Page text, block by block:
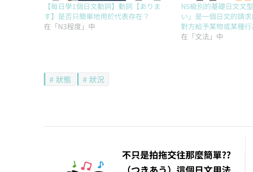
【每日學1個日文動詞】動詞【ありま
す】是否只簡單地用於代表存在？
在「N3程度」中
N5級別的基礎日文文
い」是一個日文的請
對方給予某物或某種行
在「文法」中
狀態 狀況
不只是拍拖交往那麼簡單??